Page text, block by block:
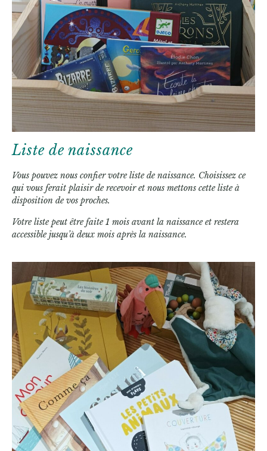
Liste de naissance
Vous pouvez nous confier votre liste de naissance. Choisissez ce
qui vous ferait plaisir de recevoir et nous mettons cette liste à
disposition de vos proches.
Votre liste peut être faite 1 mois avant la naissance et restera
accessible jusqu’à deux mois après la naissance.